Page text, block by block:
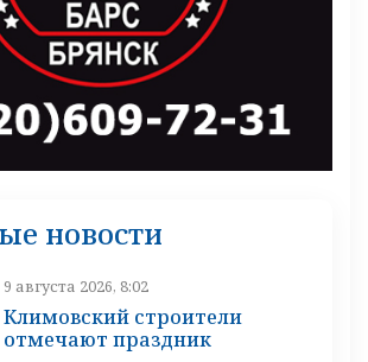
новости
9 августа 2026, 8:02
Климовский строители
отмечают праздник